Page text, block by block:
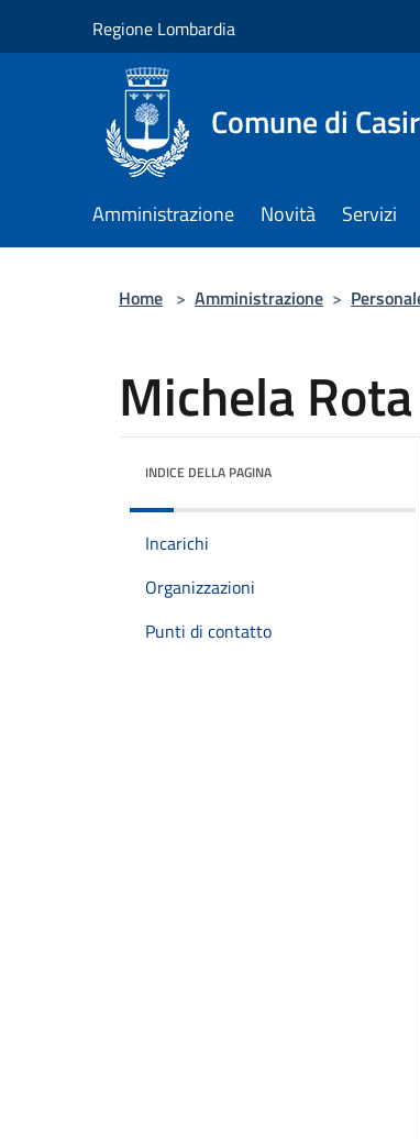
Regione Lombardia
Comune di
Amministrazione Novità Servizi
Home > Amministrazione >
Michela Rota
INDICE DELLA PAGINA
Incarichi
Organizzazioni
Punti di contatto